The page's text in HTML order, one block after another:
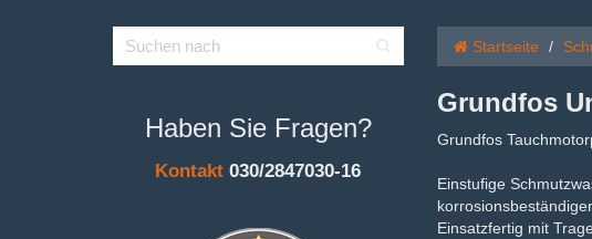
Haben Sie Fragen?
Kontakt 030/2847030-16
Startseite
Grundfos
Grundfos
Einstufige
Einsatzfertig mit